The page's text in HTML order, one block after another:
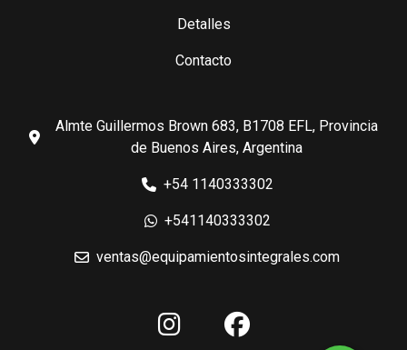
Detalles
Contacto
Almte Guillermos Brown 683, B1708 EFL, Provincia
de Buenos Aires, Argentina
+54 1140333302
+541140333302
ventas@equipamientosintegrales.com